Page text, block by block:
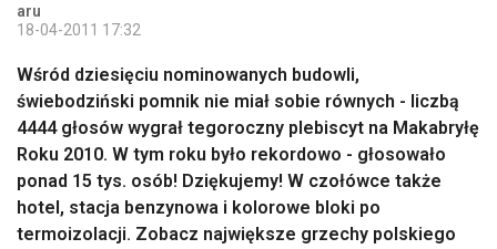
aru
18-04-2011 17:32
Wśród dziesięciu nominowanych budowli,
świebodziński pomnik nie miał sobie równych - liczbą
4444 głosów wygrał tegoroczny plebiscyt na Makabryłę
Roku 2010. W tym roku było rekordowo - głosowało
ponad 15 tys. osób! Dziękujemy! W czołówce także
hotel, stacja benzynowa i kolorowe bloki po
termoizolacji. Zobacz największe grzechy polskiego